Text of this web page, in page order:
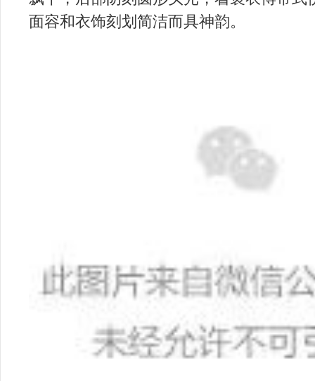
面容和衣饰刻划简洁而具神韵。